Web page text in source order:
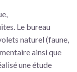
Le bureau
naturel (faune,
ainsi que
une étude